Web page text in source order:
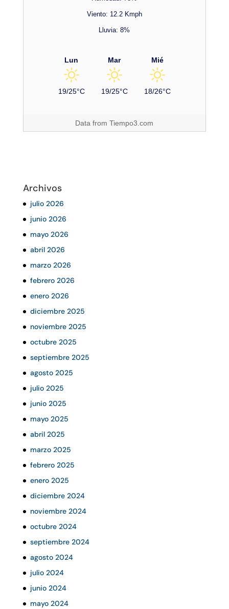
Viento: 12.2 Kmph
Lluvia: 8%
Lun
19/25°C
Mar
19/25°C
Mié
18/26°C
Data fromTiempo3.com
Archivos
julio 2026
junio 2026
mayo 2026
abril 2026
marzo 2026
febrero 2026
enero 2026
diciembre 2025
noviembre 2025
octubre 2025
septiembre 2025
agosto 2025
julio 2025
junio 2025
mayo 2025
abril 2025
marzo 2025
febrero 2025
enero 2025
diciembre 2024
noviembre 2024
octubre 2024
septiembre 2024
agosto 2024
julio 2024
junio 2024
mayo 2024